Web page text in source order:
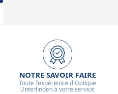
NOTRE SAVOIR FAIRE
Toute l'expérience d'Optique
Unterlinden à votre service